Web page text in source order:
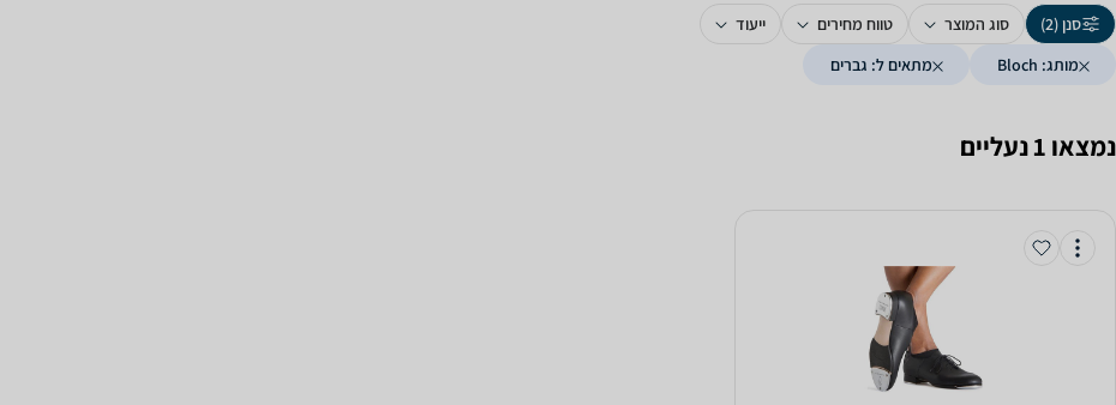
סנן (2) סוג המוצר טווח מחירים
ייעוד
מותג: Bloch
מתאים ל: גברים
נמצאו 1 נעליים